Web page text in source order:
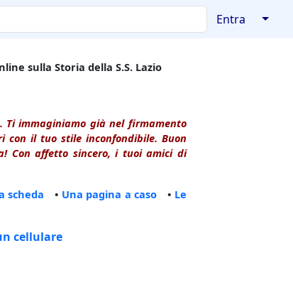
Entra ↓
sulla Storia della S.S. Lazio
immaginiamo già nel firmamento
con il tuo stile inconfondibile. Buon
Con affetto sincero, i tuoi amici di
scheda • Una pagina a caso • Le
cellulare